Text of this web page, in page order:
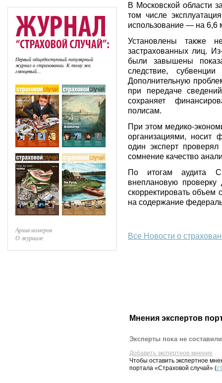
Первый общедоступный популярный
журнал о страховании. К тому же,
глянцевый...
Архив номеров
О журнале
В Московской области
том числе
использование — на 6,6
Установлены также
застрахованных лиц.
были завышены
следствие,
Дополнительную
при передаче
сохраняет
полисам.
При этом медико-
организациями, носит
один эксперт
сомнение качество
По итогам аудита
внеплановую проверку
скорректировать объем
на содержание
Все Новости о
Мнения экспертов
Эксперты пока не
Добавить экспертное мнение
Чтобы оставить экспертное
портала «Страховой случай» (